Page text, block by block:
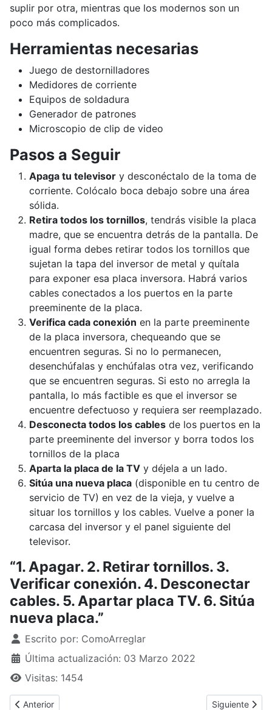
suplir por otra, mientras que los modernos son un
poco más complicados.
Herramientas necesarias
Juego de destornilladores
Medidores de corriente
Equipos de soldadura
Generador de patrones
Microscopio de clip de video
Pasos a Seguir
Apaga tu televisor y desconéctalo de la toma de
corriente. Colócalo boca debajo sobre una área
sólida.
Retira todos los tornillos, tendrás visible la placa
madre, que se encuentra detrás de la pantalla. De
igual forma debes retirar todos los tornillos que
sujetan la tapa del inversor de metal y quítala
para exponer esa placa inversora. Habrá varios
cables conectados a los puertos en la parte
preeminente de la placa.
Verifica cada conexión en la parte preeminente
de la placa inversora, chequeando que se
encuentren seguras. Si no lo permanecen,
desenchúfalas y enchúfalas otra vez, verificando
que se encuentren seguras. Si esto no arregla la
pantalla, lo más factible es que el inversor se
encuentre defectuoso y requiera ser reemplazado.
Desconecta todos los cables de los puertos en la
parte preeminente del inversor y borra todos los
tornillos de la placa
Aparta la placa de la TV y déjela a un lado.
Sitúa una nueva placa (disponible en tu centro de
servicio de TV) en vez de la vieja, y vuelve a
situar los tornillos y los cables. Vuelve a poner la
carcasa del inversor y el panel siguiente del
televisor.
“1. Apagar. 2. Retirar tornillos. 3.
Verificar conexión. 4. Desconectar
cables. 5. Apartar placa TV. 6. Sitúa
nueva placa.”
Detalles
Escrito por: ComoArreglar
Última actualización: 03 Marzo 2022
Visitas: 1454
Artículo anterior: ¿Cómo arreglar una pantalla de Tablet rota?
Anterior Artículo
Siguiente